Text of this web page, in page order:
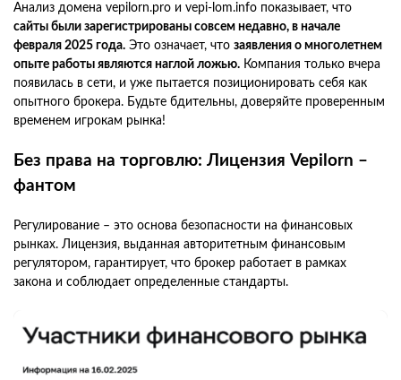
Анализ домена vepilorn.pro и vepi-lom.info показывает, что
сайты были зарегистрированы совсем недавно, в начале
февраля 2025 года. Это означает, что заявления о многолетнем
опыте работы являются наглой ложью. Компания только вчера
появилась в сети, и уже пытается позиционировать себя как
опытного брокера. Будьте бдительны, доверяйте проверенным
временем игрокам рынка!
Без права на торговлю: Лицензия Vepilorn –
фантом
Регулирование – это основа безопасности на финансовых
рынках. Лицензия, выданная авторитетным финансовым
регулятором, гарантирует, что брокер работает в рамках
закона и соблюдает определенные стандарты.